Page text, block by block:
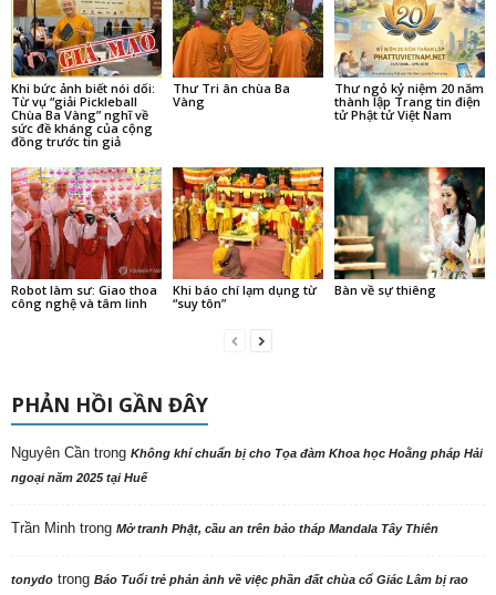
Khi bức ảnh biết nói dối:
Từ vụ “giải Pickleball
Chùa Ba Vàng” nghĩ về
sức đề kháng của cộng
đồng trước tin giả
Thư Tri ân chùa Ba
Vàng
Thư ngỏ kỷ niệm 20 năm
thành lập Trang tin điện
tử Phật tử Việt Nam
Robot làm sư: Giao thoa
công nghệ và tâm linh
Khi báo chí lạm dụng từ
“suy tôn”
Bàn về sự thiêng
PHẢN HỒI GẦN ĐÂY
Nguyên Cần trong Không khí chuẩn bị cho Tọa đàm Khoa học Hoằng pháp Hải
ngoại năm 2025 tại Huế
Trần Minh trong Mở tranh Phật, cầu an trên bảo tháp Mandala Tây Thiên
tonydo trong Báo Tuổi trẻ phản ảnh về việc phần đất chùa cổ Giác Lâm bị rao